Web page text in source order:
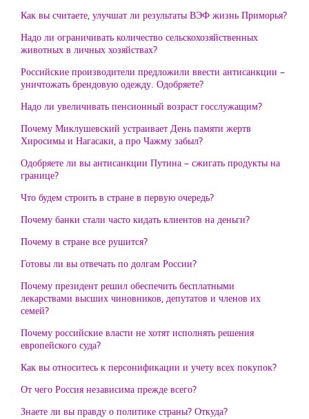
Как вы считаете, улучшат ли результаты ВЭФ жизнь Приморья?
Надо ли ограничивать количество сельскохозяйственных
животных в личных хозяйствах?
Российские производители предложили ввести антисанкции –
уничтожать брендовую одежду. Одобряете?
Надо ли увеличивать пенсионный возраст госслужащим?
Почему Миклушевский устраивает День памяти жертв
Хиросимы и Нагасаки, а про Чажму забыл?
Одобряете ли вы антисанкции Путина – сжигать продукты на
границе?
Что будем строить в стране в первую очередь?
Почему банки стали часто кидать клиентов на деньги?
Почему в стране все рушится?
Готовы ли вы отвечать по долгам России?
Почему президент решил обеспечить бесплатными
лекарствами высших чиновников, депутатов и членов их
семей?
Почему российские власти не хотят исполнять решения
европейского суда?
Как вы относитесь к персонификации и учету всех покупок?
От чего Россия независима прежде всего?
Знаете ли вы правду о политике страны? Откуда?